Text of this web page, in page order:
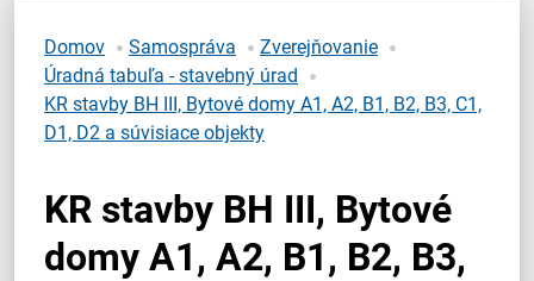
Samospráva
Miestny úrad
O Lamači
Domov Samospráva
Zverejňovanie
Úradná tabuľa - stavebný úrad
KR stavby BH III, Bytové domy A1, A2, B1, B2, B3, C1,
D1, D2 a súvisiace objekty
KR stavby BH III, Bytové
domy A1, A2, B1, B2, B3,